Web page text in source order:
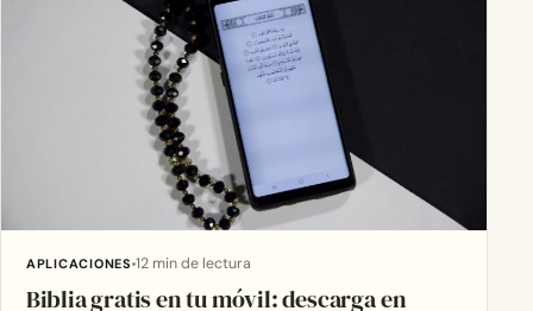
APLICACIONES 12 min de lectura
Biblia gratis en tu móvil: descarga en